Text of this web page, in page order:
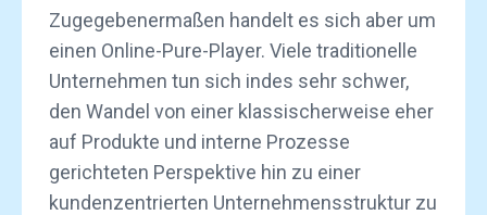
Zugegebenermaßen handelt es sich aber um
einen Online-Pure-Player. Viele traditionelle
Unternehmen tun sich indes sehr schwer,
den Wandel von einer klassischerweise eher
auf Produkte und interne Prozesse
gerichteten Perspektive hin zu einer
kundenzentrierten Unternehmensstruktur zu